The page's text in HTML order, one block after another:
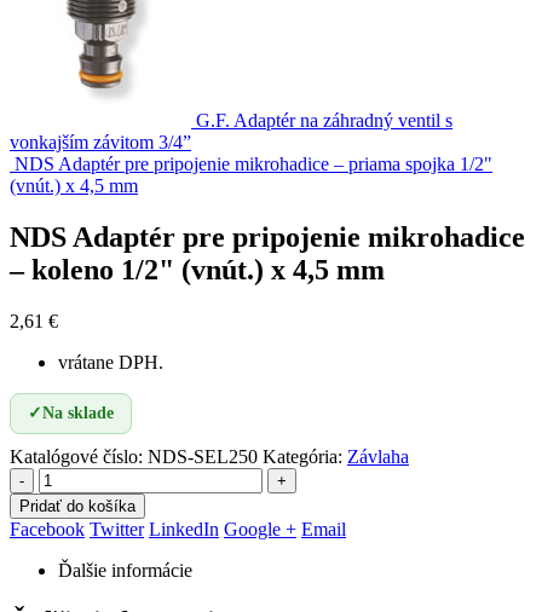
G.F. Adaptér na záhradný ventil s
vonkajším závitom 3/4”
NDS Adaptér pre pripojenie mikrohadice – priama spojka 1/2"
(vnút.) x 4,5 mm
NDS Adaptér pre pripojenie mikrohadice
– koleno 1/2" (vnút.) x 4,5 mm
2,61 €
vrátane DPH.
✓Na sklade
Katalógové číslo: NDS-SEL250 Kategória: Závlaha
-
+
Pridať do košíka
Facebook Twitter LinkedIn Google + Email
Ďalšie informácie